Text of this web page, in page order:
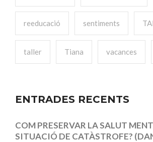
reeducació sentiments
taller Tiana vacances
ENTRADES RECENTS
COM PRESERVAR LA SALUT
SITUACIÓ DE CATÀSTROFE?